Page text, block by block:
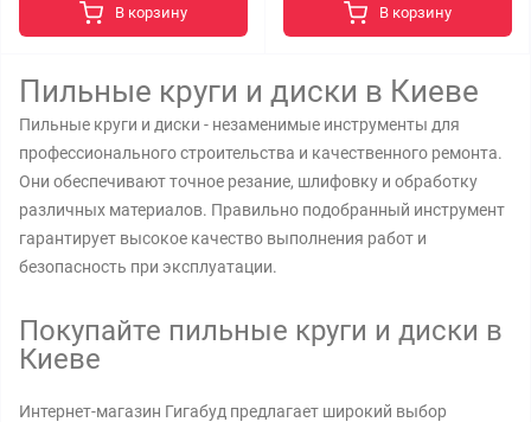
В корзину В корзину
Пильные круги и диски в Киеве
Пильные круги и диски - незаменимые инструменты для
профессионального строительства и качественного ремонта.
Они обеспечивают точное резание, шлифовку и обработку
различных материалов. Правильно подобранный инструмент
гарантирует высокое качество выполнения работ и
безопасность при эксплуатации.
Покупайте пильные круги и диски в
Киеве
Интернет-магазин Гигабуд предлагает широкий выбор